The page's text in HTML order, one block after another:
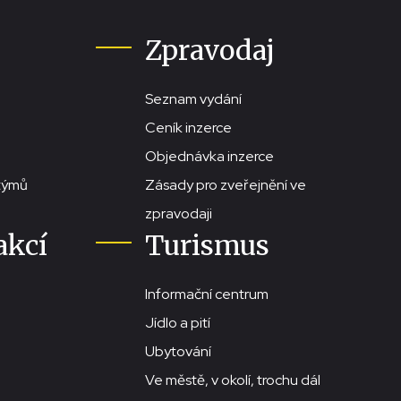
Zpravodaj
Seznam vydání
Ceník inzerce
Objednávka inzerce
Zásady pro zveřejnění ve
zpravodaji
Turismus
Informační centrum
Jídlo a pití
Ubytování
Ve městě, v okolí, trochu dál